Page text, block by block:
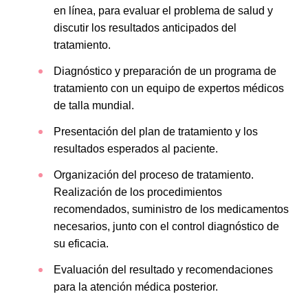
en línea, para evaluar el problema de salud y
discutir los resultados anticipados del
tratamiento.
Diagnóstico y preparación de un programa de
tratamiento con un equipo de expertos médicos
de talla mundial.
Presentación del plan de tratamiento y los
resultados esperados al paciente.
Organización del proceso de tratamiento.
Realización de los procedimientos
recomendados, suministro de los medicamentos
necesarios, junto con el control diagnóstico de
su eficacia.
Evaluación del resultado y recomendaciones
para la atención médica posterior.